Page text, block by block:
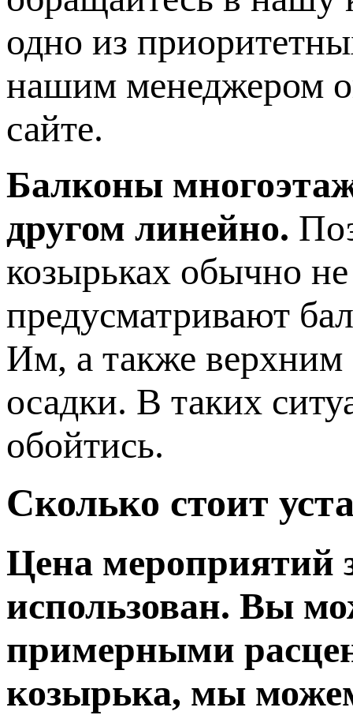
одно из
нашим менеджером
сайте.
Балконы
другом линейно.
козырьках обычно
предусматривают
Им, а также верхним
осадки. В таких
обойтись.
Сколько стоит
Цена мероприятий
использован. Вы
примерными
козырька, мы